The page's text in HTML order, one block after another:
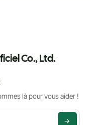
Co., Ltd.
là pour vous aider !